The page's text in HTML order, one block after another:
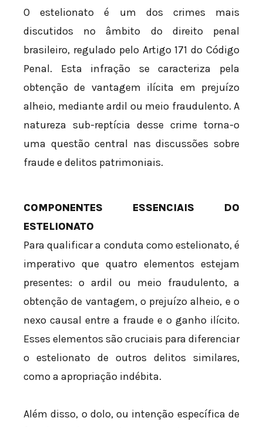
O estelionato é um dos crimes mais
discutidos no âmbito do direito penal
brasileiro, regulado pelo Artigo 171 do Código
Penal. Esta infração se caracteriza pela
obtenção de vantagem ilícita em prejuízo
alheio, mediante ardil ou meio fraudulento. A
natureza sub-reptícia desse crime torna-o
uma questão central nas discussões sobre
fraude e delitos patrimoniais.
COMPONENTES ESSENCIAIS DO
ESTELIONATO
Para qualificar a conduta como estelionato, é
imperativo que quatro elementos estejam
presentes: o ardil ou meio fraudulento, a
obtenção de vantagem, o prejuízo alheio, e o
nexo causal entre a fraude e o ganho ilícito.
Esses elementos são cruciais para diferenciar
o estelionato de outros delitos similares,
como a apropriação indébita.
Além disso, o dolo, ou intenção específica de